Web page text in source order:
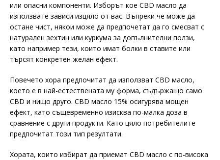
или опасни компоненти. Изборът кое CBD масло да
използвате зависи изцяло от вас. Въпреки че може да
остане чист, някои може да предпочетат да го смесват с
натурален зехтин или куркума за допълнителни ползи,
като например тези, които имат болки в ставите или
търсят конкретен желан ефект.
Повечето хора предпочитат да използват CBD масло,
което е в най-естествената му форма, съдържащо само
CBD и нищо друго. CBD масло 15% осигурява мощен
ефект, като същевременно изисква по-малка доза в
сравнение с други продукти. Като цяло потребителите
предпочитат този тип резултати.
Хората, които избират да приемат CBD масло с по-висока